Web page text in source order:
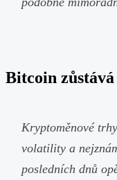
Bitcoin
Kryptoměnové
volatility a
posledních dnů